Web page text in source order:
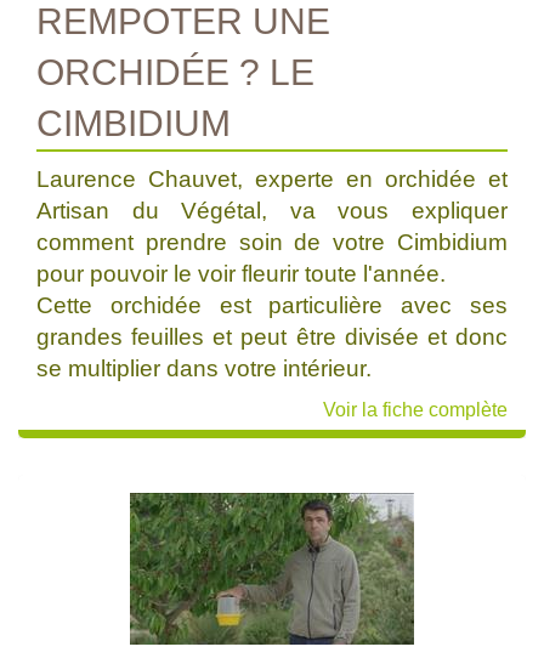
REMPOTER UNE
ORCHIDÉE ? LE
CIMBIDIUM
Laurence Chauvet, experte en orchidée et
Artisan du Végétal, va vous expliquer
comment prendre soin de votre Cimbidium
pour pouvoir le voir fleurir toute l'année.
Cette orchidée est particulière avec ses
grandes feuilles et peut être divisée et donc
se multiplier dans votre intérieur.
Voir la fiche complète